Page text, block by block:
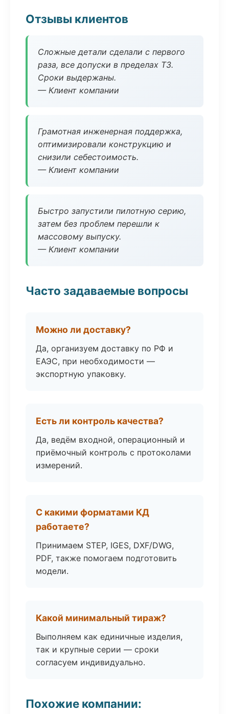
Отзывы клиентов
Сложные детали сделали с первого
раза, все допуски в пределах ТЗ.
Сроки выдержаны.
— Клиент компании
Грамотная инженерная поддержка,
оптимизировали конструкцию и
снизили себестоимость.
— Клиент компании
Быстро запустили пилотную серию,
затем без проблем перешли к
массовому выпуску.
— Клиент компании
Часто задаваемые вопросы
Можно ли доставку?
Да, организуем доставку по РФ и
ЕАЭС, при необходимости —
экспортную упаковку.
Есть ли контроль качества?
Да, ведём входной, операционный и
приёмочный контроль с протоколами
измерений.
С какими форматами КД
работаете?
Принимаем STEP, IGES, DXF/DWG,
PDF, также помогаем подготовить
модели.
Какой минимальный тираж?
Выполняем как единичные изделия,
так и крупные серии — сроки
согласуем индивидуально.
Похожие компании: